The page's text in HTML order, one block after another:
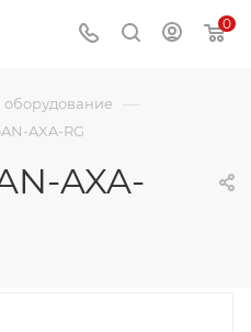
0
оборудование —
AXA-RG
AXA-